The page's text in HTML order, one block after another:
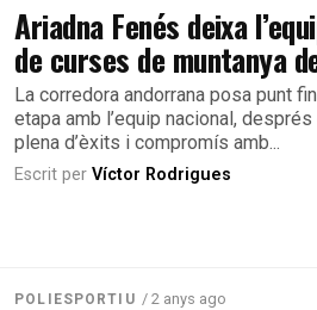
Ariadna Fenés deixa
de curses de muntanya
La corredora andorrana posa punt
etapa amb l’equip nacional, després
plena d’èxits i compromís amb...
Escrit perVíctor Rodrigues
POLIESPORTIU / 2 anys ago